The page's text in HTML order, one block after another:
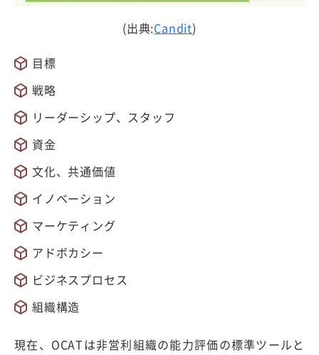
(出典:Candit)
目標
戦略
リーダーシップ、スタッフ
資金
文化、共通価値
イノベーション
マーケティング
アドボカシー
ビジネスプロセス
組織構造
現在、OCATは非営利組織の能力評価の標準ツールと